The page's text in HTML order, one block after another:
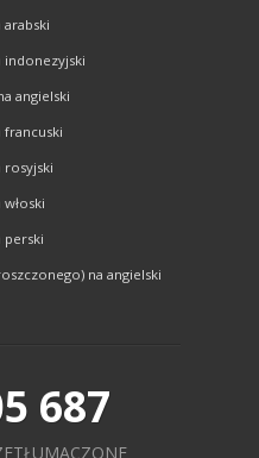
arabski
indonezyjski
angielski
francuski
rosyjski
perski
na angielski
687